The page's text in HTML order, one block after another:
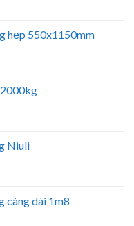
hẹp 550x1150mm
Niuli
càng dài 1m8